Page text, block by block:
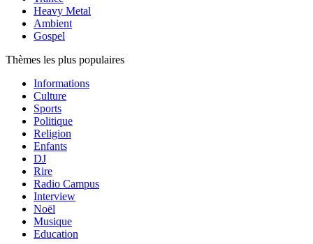
Heavy Metal
Ambient
Gospel
Thèmes les plus populaires
Informations
Culture
Sports
Politique
Religion
Enfants
DJ
Rire
Radio Campus
Interview
Noël
Musique
Education